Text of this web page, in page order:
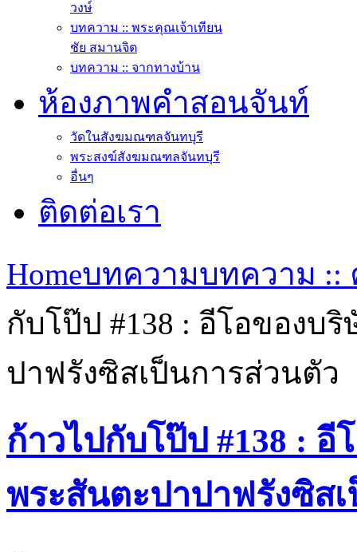
วงษ์
บทความ :: พระคุณเจ้าเทียน
ชัย สมานจิต
บทความ :: จากทางบ้าน
ห้องภาพคำสอนจันท์
วัดในสังฆมณฑลจันทบุรี
พระสงฆ์สังฆมณฑลจันทบุรี
อื่นๆ
ติดต่อเรา
Homeบทความบทความ
กับโป๊ป #138 : อีโอของบ
ปาฟรังซิสเป็นการส่วนตัว
ก้าวไปกับโป๊ป #138 : อี
พระสันตะปาปาฟรังซิส